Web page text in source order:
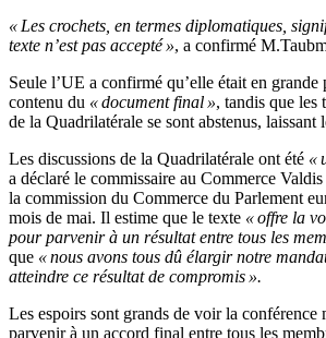
« Les crochets, en termes diplomatiques,
texte n’est pas accepté », a confirmé
Seule l’UE a confirmé qu’elle était en grande
contenu du « document final », tandis que les
de la Quadrilatérale se sont abstenus,
Les discussions de la Quadrilatérale ont été «
a déclaré le commissaire au Commerce
la commission du Commerce du Parlement
mois de mai. Il estime que le texte « offre la
pour parvenir à un résultat entre tous les
que « nous avons tous dû élargir notre
atteindre ce résultat de compromis ».
Les espoirs sont grands de voir la
parvenir à un accord final entre tous les